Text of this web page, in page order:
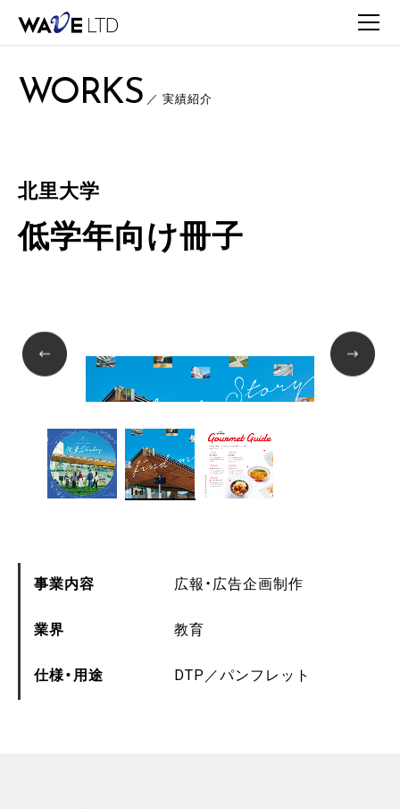
TOP WORKS WORKS一覧
WORKS ／ 実績紹介
北里大学
低学年向け冊子
事業内容 広報・広告企画制作
業界 教育
仕様・用途 DTP パンフレット